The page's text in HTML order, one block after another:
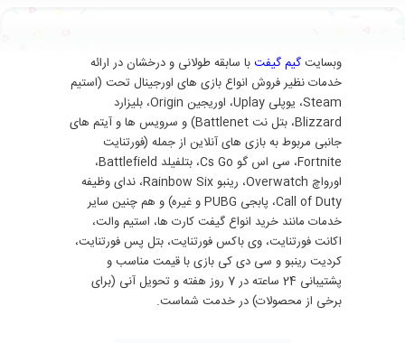
وبسایت گیم گیفتبا سابقه طولانی و درخشان در ارائه
خدمات نظیر فروش انواع بازی های اورجینال تحت (استیم
Steam، یوپلی Uplay، اوریجین Origin، بلیزارد
Blizzard، بتل نت Battlenet) و سرویس ها و آیتم های
جانبی مربوط به بازی های آنلاین از جمله (فورتنایت
Fortnite، سی اس گو Cs Go، بتلفیلد Battlefield،
اورواچ Overwatch، رینبو Rainbow Six، ندای وظیفه
Call of Duty، پابجی PUBG و غیره) و هم چنین سایر
خدمات مانند خرید انواع گیفت کارت ها، استیم والت،
اکانت فورتنایت، وی باکس فورتنایت، بتل پس فورتنایت،
کردیت رینبو و سی دی کی بازی با قیمت مناسب و
پشتیبانی 24 ساعته در 7 روز هفته و تحویل آنی (برای
برخی از محصولات) در خدمت شماست.